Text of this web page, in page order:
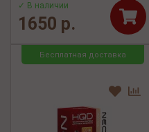
✓ В наличии
1650 р.
Бесплатная доставка